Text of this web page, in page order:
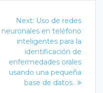
Next: Next
post:
Uso de redes
neuronales en teléfono
inteligentes para la
identificación de
enfermedades orales
usando una pequeña
base de datos.